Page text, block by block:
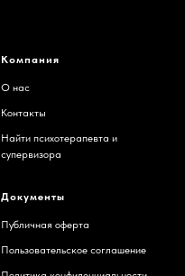
Компания
О нас
Контакты
Найти психотерапевта и
супервизора
Документы
Публичная оферта
Пользовательское соглашение